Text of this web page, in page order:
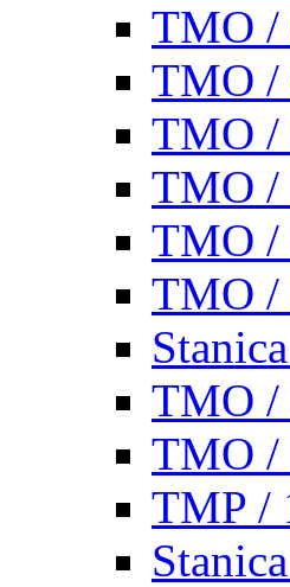
TMO /
TMO /
TMO /
TMO /
TMO /
TMO /
TMO /
TMO /
TMP /